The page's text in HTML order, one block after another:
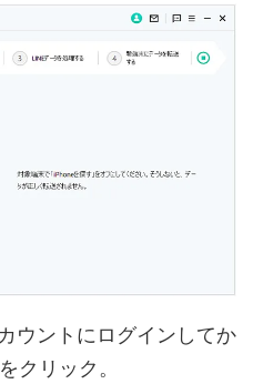
ウントにログインしてか
クリック。